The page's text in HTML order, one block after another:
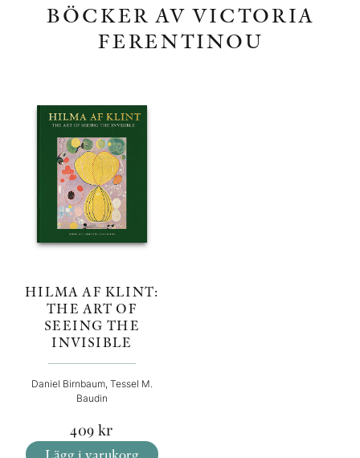
BÖCKER AV VICTORIA
FERENTINOU
HILMA AF KLINT:
THE ART OF
SEEING THE
INVISIBLE
Daniel Birnbaum, Tessel M.
Baudin
409 kr